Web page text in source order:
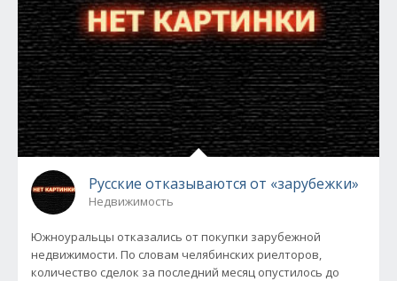
Русские отказываются от «зарубежки»
Недвижимость
Южноуральцы отказались от покупки зарубежной
недвижимости. По словам челябинских риелторов,
количество сделок за последний месяц опустилось до